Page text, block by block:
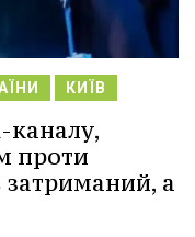
КИЇВ
каналу,
проти
затриманий, а